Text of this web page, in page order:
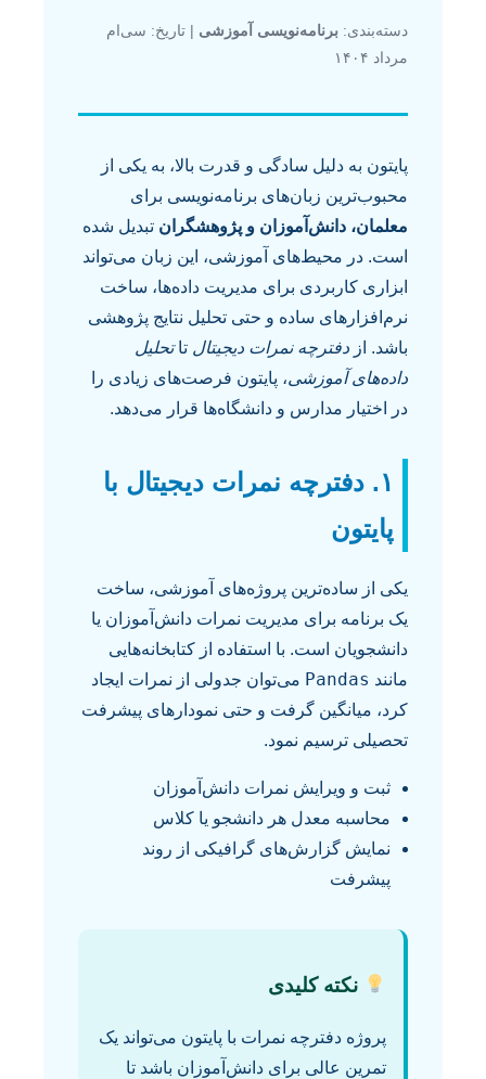
دسته‌بندی: برنامه‌نویسی آموزشی | تاریخ: سی‌ام
مرداد ۱۴۰۴
پایتون به دلیل سادگی و قدرت بالا، به یکی از
محبوب‌ترین زبان‌های برنامه‌نویسی برای
معلمان، دانش‌آموزان و پژوهشگران تبدیل شده
است. در محیط‌های آموزشی، این زبان می‌تواند
ابزاری کاربردی برای مدیریت داده‌ها، ساخت
نرم‌افزارهای ساده و حتی تحلیل نتایج پژوهشی
باشد. از دفترچه نمرات دیجیتال تاتحلیل
داده‌های آموزشی، پایتون فرصت‌های زیادی را
در اختیار مدارس و دانشگاه‌ها قرار می‌دهد.
۱. دفترچه نمرات دیجیتال با
پایتون
یکی از ساده‌ترین پروژه‌های آموزشی، ساخت
یک برنامه برای مدیریت نمرات دانش‌آموزان یا
دانشجویان است. با استفاده از کتابخانه‌هایی
مانند Pandas می‌توان جدولی از نمرات ایجاد
کرد، میانگین گرفت و حتی نمودارهای پیشرفت
تحصیلی ترسیم نمود.
ثبت و ویرایش نمرات دانش‌آموزان
محاسبه معدل هر دانشجو یا کلاس
نمایش گزارش‌های گرافیکی از روند
پیشرفت
نکته کلیدی
پروژه دفترچه نمرات با پایتون می‌تواند یک
تمرین عالی برای دانش‌آموزان باشد تا